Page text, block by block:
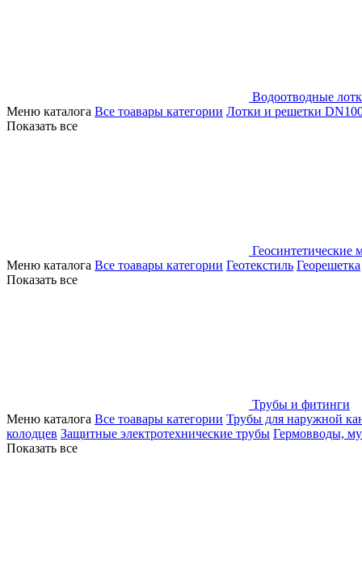
Водоотводные
Меню каталога Все тоавары категории Лотки и решетки
Показать все
Геосинтетические
Меню каталога Все тоавары категории Геотекстиль Георешетка
Показать все
Трубы и фитинги
Меню каталога Все тоавары категории Трубы для наружной
колодцев Защитные электротехнические трубы Гермовводы,
Показать все